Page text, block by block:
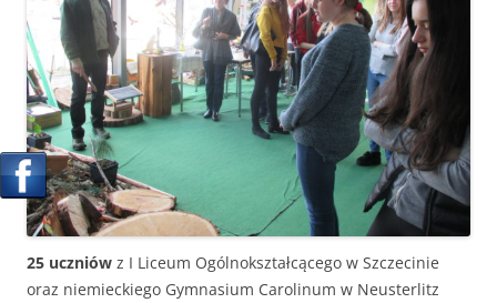
25 uczniów z I Liceum Ogólnokształcącego w Szczecinie
oraz niemieckiego Gymnasium Carolinum w Neusterlitz